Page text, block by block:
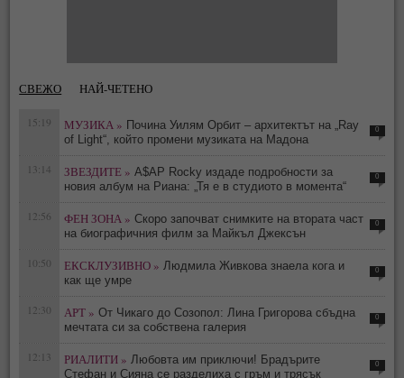
СВЕЖО НАЙ-ЧЕТЕНО
15:19 МУЗИКА » Почина Уилям Орбит – архитектът на „Ray
of Light“, който промени музиката на Мадона
0
13:14 ЗВЕЗДИТЕ » A$AP Rocky издаде подробности за
новия албум на Риана: „Тя е в студиото в момента“
0
12:56 ФЕН ЗОНА » Скоро започват снимките на втората част
на биографичния филм за Майкъл Джексън
0
10:50 ЕКСКЛУЗИВНО » Людмила Живкова знаела кога и
как ще умре
0
12:30 АРТ » От Чикаго до Созопол: Лина Григорова сбъдна
мечтата си за собствена галерия
0
12:13 РИАЛИТИ » Любовта им приключи! Брадърите
Стефан и Сияна се разделиха с гръм и трясък
0